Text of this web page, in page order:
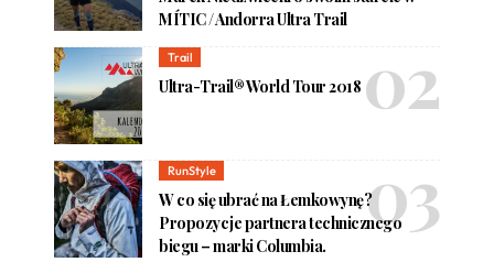
MÍTIC / Andorra Ultra Trail
Trail
Ultra-Trail® World Tour 2018
RunStyle
W co się ubrać na Łemkowynę?
Propozycje partnera technicznego
biegu – marki Columbia.